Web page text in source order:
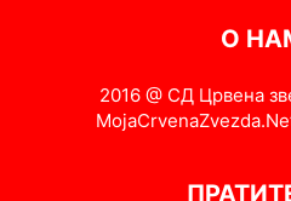
О
2016 @ СД Црвена